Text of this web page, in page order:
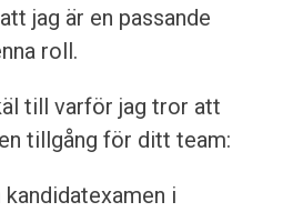
jag är en passande
roll.
till varför jag tror att
tillgång för ditt team:
kandidatexamen i